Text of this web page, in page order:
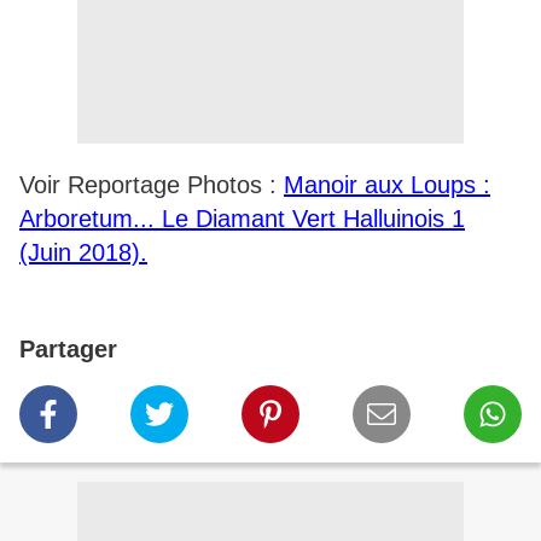
Voir Reportage Photos : Manoir aux Loups :
Arboretum... Le Diamant Vert Halluinois 1
(Juin 2018).
Partager